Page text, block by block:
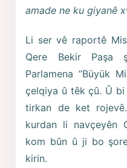
amade ne ku giyanê
Li ser vê raportê
Qere Bekir Paşa
Parlamena “Büyük
çelqiya û têk çû. Û
tirkan de ket
kurdan li navçeyên
kom bûn û ji bo
kirin.